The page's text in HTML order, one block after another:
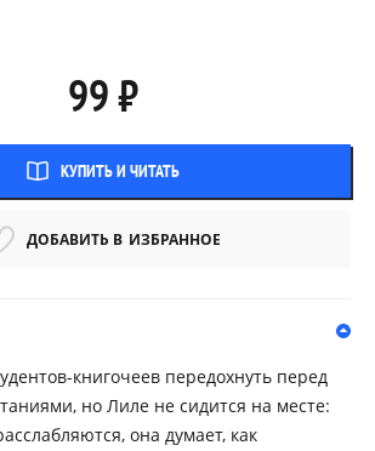
99 ₽
КУПИТЬ И ЧИТАТЬ
ДОБАВИТЬ В ИЗБРАННОЕ
книгочеев передохнуть перед
но Лиле не сидится на месте:
она думает, как